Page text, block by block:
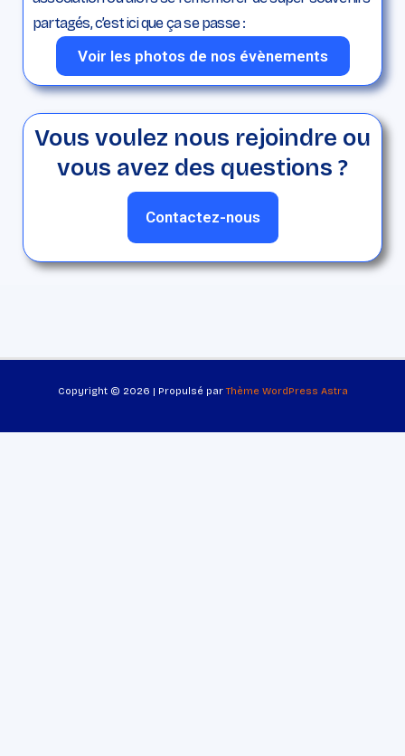
partagés, c’est ici que ça se passe :
Voir les photos de nos évènements
Vous voulez nous rejoindre ou
vous avez des questions ?
Contactez-nous
Copyright © 2026 | Propulsé parThème WordPress Astra